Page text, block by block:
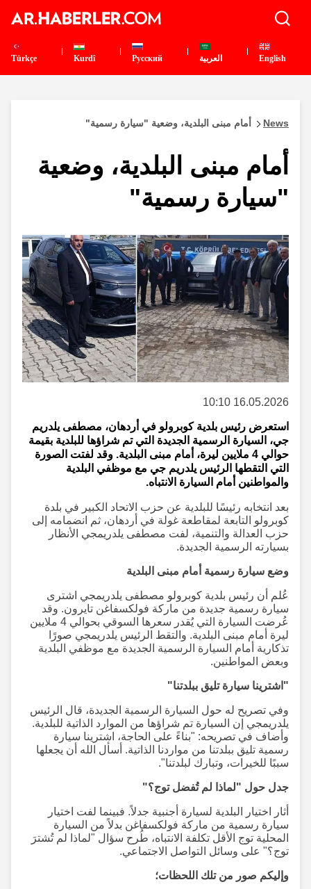
English العربية Pусский
Kurdî
Türkçe
News أمام مبنى البلدية، وضعية "سيارة رسمية"
أمام مبنى البلدية، وضعية
"سيارة رسمية"
16.05.2026 10:10
استعرض رئيس بلدية كوبرولو في أردهان، مصطفى يلدريم
جي، السيارة الرسمية الجديدة التي تم شراؤها للبلدية بقيمة
حوالي 4 ملايين ليرة، أمام مبنى البلدية. وقد لفتت الصورة
التي التقطها الرئيس يلدريم جي مع موظفي البلدية
والمواطنين أمام السيارة الانتباه.
بعد انتخابه رئيسًا للبلدية عن حزب الاتحاد الكبير في بلدة
كوبرولو التابعة لمقاطعة غولة في أردهان، ثم انضمامه إلى
حزب العدالة والتنمية، لفت مصطفى يلدريمجي الأنظار
بسيارته الرسمية الجديدة.
وضع سيارة رسمية أمام مبنى البلدية
عُلم أن رئيس بلدية كوبرولو مصطفى يلدريمجي اشترى
سيارة رسمية جديدة من ماركة فولكسفاغن تايرون. وقد
عُرضت السيارة التي يُقدر سعرها السوقي بحوالي 4 ملايين
ليرة أمام مبنى البلدية. والتقط الرئيس يلدريمجي صورًا
تذكارية أمام السيارة الرسمية الجديدة مع موظفي البلدية
وبعض المواطنين.
"اشترينا سيارة تليق ببلدتنا"
وفي تصريح له حول السيارة الرسمية الجديدة، قال الرئيس
يلدريمجي إن السيارة تم شراؤها من الموارد الذاتية للبلدية.
وأضاف في تصريحه: "بناءً على الحاجة، اشترينا سيارة
رسمية تليق ببلدتنا من مواردنا الذاتية. أسأل الله أن يجعلها
سببًا للخيرات، وتبارك لبلدتنا".
جدل حول "لماذا لم تُفضل توج؟"
أثار اختيار البلدية لسيارة أجنبية جدلاً. فبينما لفت اختيار
سيارة رسمية من ماركة فولكسفاغن بدلاً من السيارة
المحلية توج الأقل تكلفة الانتباه، طُرح سؤال "لماذا لم تُشترَ
توج؟" على وسائل التواصل الاجتماعي.
وإليكم صور من تلك اللحظات؛